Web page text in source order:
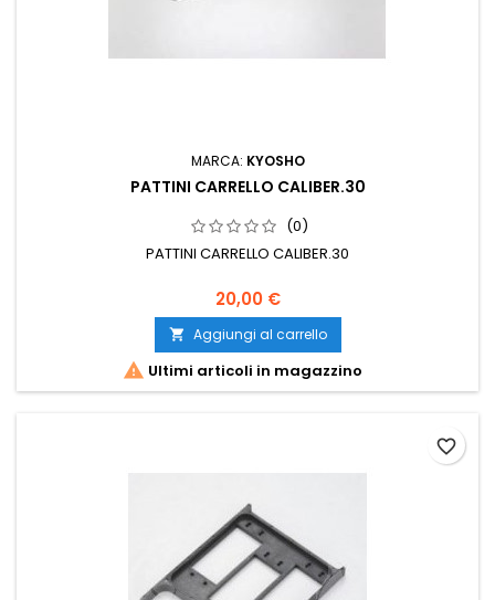
MARCA: KYOSHO
PATTINI CARRELLO CALIBER.30
(0)
PATTINI CARRELLO CALIBER.30
20,00 €
 Aggiungi al carrello
 Ultimi articoli in magazzino
favorite_border